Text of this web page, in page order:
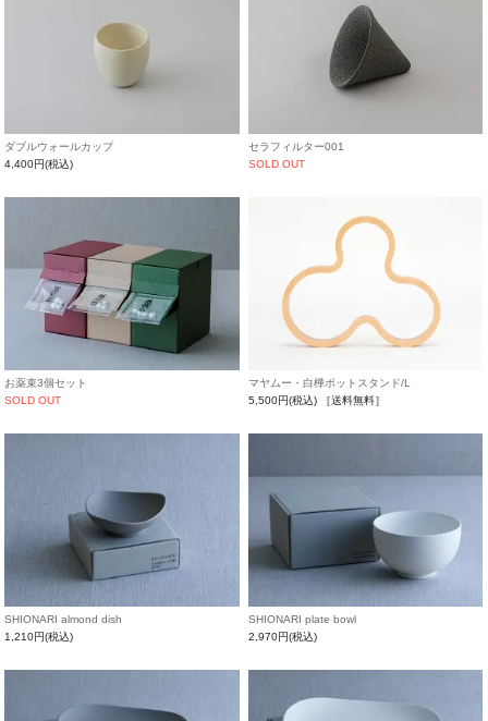
ダブルウォールカップ
4,400円(税込)
セラフィルター001
SOLD OUT
お薬束3個セット
SOLD OUT
マヤムー・白樺ポットスタンド/L
5,500円(税込)
［送料無料］
SHIONARI almond dish
1,210円(税込)
SHIONARI plate bowl
2,970円(税込)